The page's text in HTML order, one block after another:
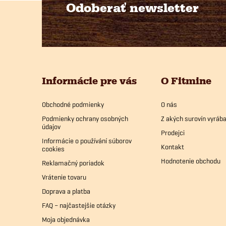
Odoberať newsletter
Informácie pre vás
Obchodné podmienky
Podmienky ochrany osobných
údajov
Informácie o používání súborov
cookies
Reklamačný poriadok
Vrátenie tovaru
Doprava a platba
FAQ – najčastejšie otázky
Moja objednávka
O Fitmine
O nás
Z akých surovín
Prodejci
Kontakt
Hodnotenie obchodu